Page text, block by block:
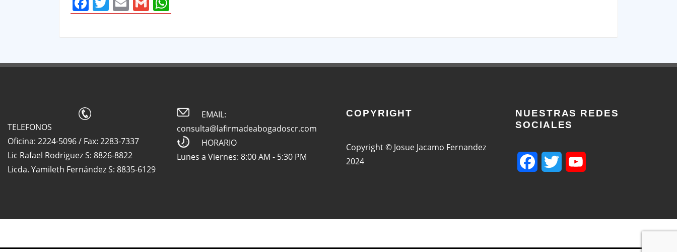
TELEFONOS
Oficina: 2224-5096 / Fax: 2283-7337
Lic Rafael Rodriguez S: 8826-8822
Licda. Yamileth Fernández S: 8835-6129
EMAIL:
consulta@lafirmadeabogadoscr.com
HORARIO
Lunes a Viernes: 8:00 AM - 5:30 PM
COPYRIGHT
Copyright © Josue Jacamo Fernandez
2024
NUESTRAS REDES
SOCIALES
FacebookTwitter